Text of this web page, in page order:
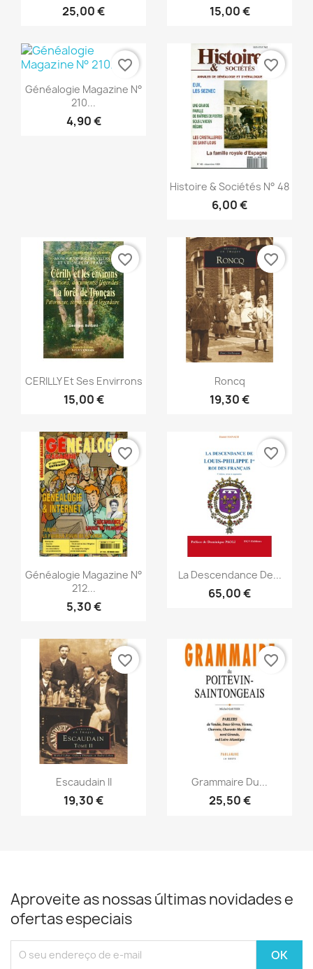
25,00 € 15,00 €
Vista rápida
Généalogie Magazine N°
210...
4,90 €
favorite_border
Vista rápida
Histoire & Sociétés N° 48
6,00 €
favorite_border
Vista rápida
CERILLY Et Ses Envirrons
15,00 €
favorite_border
Vista rápida
Roncq
19,30 €
favorite_border
Vista rápida
Généalogie Magazine N°
212...
5,30 €
favorite_border
Vista rápida
La Descendance De...
65,00 €
favorite_border
Vista rápida
Escaudain II
19,30 €
favorite_border
Vista rápida
Grammaire Du...
25,50 €
favorite_border
Aproveite as nossas últimas novidades e
ofertas especiais